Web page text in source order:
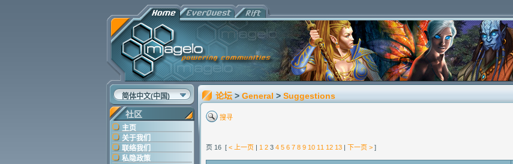
简体中文(中国)
社区
主页
关于我们
联络我们
私隐政策
论坛 > General > Suggestions
搜寻
页 16 [ < 上一页 | 1 2 3 4 5 6 7 8 9 10 11 12 13 | 下一页 > ]